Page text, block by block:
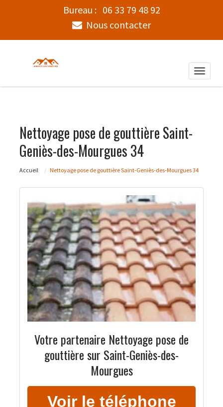
Bureau : 06 33 79 48 92
Nous contacter
Toggle
Nettoyage pose de gouttière Saint-
Geniès-des-Mourgues 34
Accueil Nettoyage pose de gouttière Saint-Geniès-des-Mourgues 34
Votre partenaire Nettoyage pose de
gouttière sur Saint-Geniès-des-
Mourgues